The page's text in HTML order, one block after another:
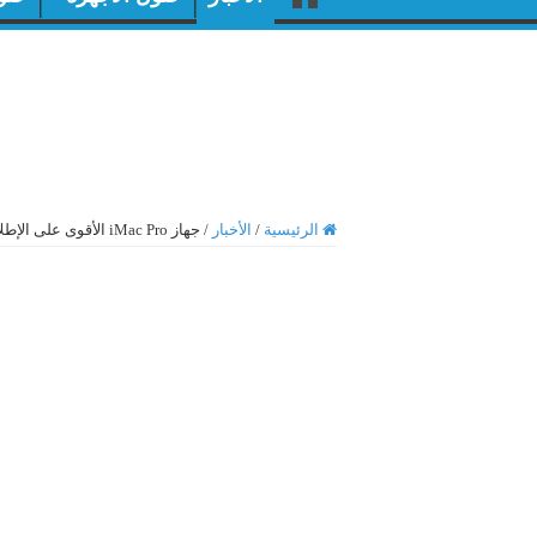
الرئيسية / الأخبار / جهاز iMac Pro الأقوى على الإطلاق من شركة ابل